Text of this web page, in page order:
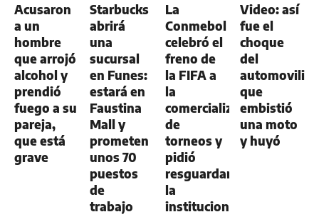
Acusaron
a un
hombre
que arrojó
alcohol y
prendió
fuego a su
pareja,
que está
grave
Starbucks
abrirá
una
sucursal
en Funes:
estará en
Faustina
Mall y
prometen
unos 70
puestos
de
trabajo
La
Conmebol
celebró el
freno de
la FIFA a
la
comercialización
de
torneos y
pidió
resguardar
la
institucionalidad
Video: así
fue el
choque
del
que
embistió
una moto
y huyó